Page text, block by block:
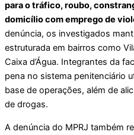
para o tráfico, roubo,
domicílio com emprego de
denúncia, os investigados
estruturada em bairros como
Caixa d’Água. Integrantes da
pena no sistema penitenciário
base de operações, além de
de drogas.
A denúncia do MPRJ também